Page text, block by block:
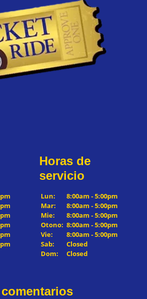
Horas de
servicio
Lun:
8:00am - 5:00pm
Mar:
8:00am - 5:00pm
Mie:
8:00am - 5:00pm
Otono: 8:00am - 5:00pm
Vie:
8:00am - 5:00pm
Sab:
Closed
Dom:
Closed